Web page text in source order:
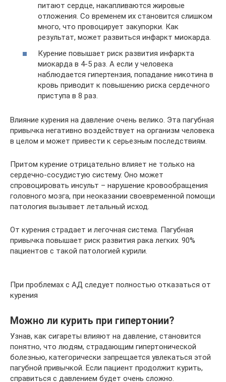
питают сердце, накапливаются жировые
отложения. Со временем их становится слишком
много, что провоцирует закупорки. Как
результат, может развиться инфаркт миокарда.
Курение повышает риск развития инфаркта
миокарда в 4-5 раз. А если у человека
наблюдается гипертензия, попадание никотина в
кровь приводит к повышению риска сердечного
приступа в 8 раз.
Влияние курения на давление очень велико. Эта пагубная
привычка негативно воздействует на организм человека
в целом и может привести к серьезным последствиям.
Притом курение отрицательно влияет не только на
сердечно-сосудистую систему. Оно может
спровоцировать инсульт – нарушение кровообращения
головного мозга, при неоказании своевременной помощи
патология вызывает летальный исход.
От курения страдает и легочная система. Пагубная
привычка повышает риск развития рака легких. 90%
пациентов с такой патологией курили.
При проблемах с АД следует полностью отказаться от
курения
Можно ли курить при гипертонии?
Узнав, как сигареты влияют на давление, становится
понятно, что людям, страдающим гипертонической
болезнью, категорически запрещается увлекаться этой
пагубной привычкой. Если пациент продолжит курить,
справиться с давлением будет очень сложно.